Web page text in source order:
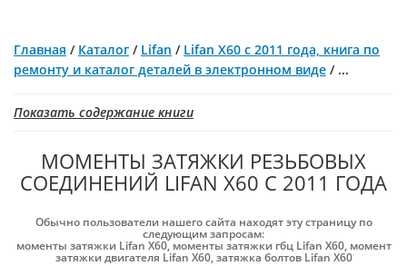
Главная / Каталог / Lifan / Lifan X60 с 2011 года, книга по
ремонту и каталог деталей в электронном виде / ...
Показать содержание книги
МОМЕНТЫ ЗАТЯЖКИ РЕЗЬБОВЫХ
СОЕДИНЕНИЙ LIFAN X60 С 2011 ГОДА
Обычно пользователи нашего сайта находят эту страницу по
следующим запросам:
моменты затяжки Lifan X60, моменты затяжки гбц Lifan X60, момент
затяжки двигателя Lifan X60,затяжка болтов Lifan X60